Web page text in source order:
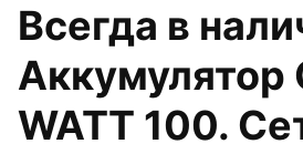
Всегда в
Аккумулятор
WATT 100.